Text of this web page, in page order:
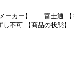
カー】 富士通 【
不可 【商品の状態